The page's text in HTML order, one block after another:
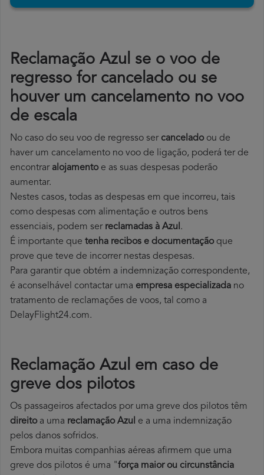
Reclamação Azul se o voo de
regresso for cancelado ou se
houver um cancelamento no voo
de escala
No caso do seu voo de regresso ser canceladoou de
haver um cancelamento no voo de ligação, poderá ter de
encontrar alojamentoe as suas despesas poderão
aumentar.
Nestes casos, todas as despesas em que incorreu, tais
como despesas com alimentação e outros bens
essenciais, podem ser reclamadas à Azul.
É importante que tenha recibos e documentaçãoque
prove que teve de incorrer nestas despesas.
Para garantir que obtém a indemnização correspondente,
é aconselhável contactar uma empresa especializada no
tratamento de reclamações de voos, tal como a
DelayFlight24.com.
Reclamação Azul em caso de
greve dos pilotos
Os passageiros afectados por uma greve dos pilotos têm
direitoa uma reclamação Azul e a uma indemnização
pelos danos sofridos.
Embora muitas companhias aéreas afirmem que uma
greve dos pilotos é uma "força maior ou circunstância